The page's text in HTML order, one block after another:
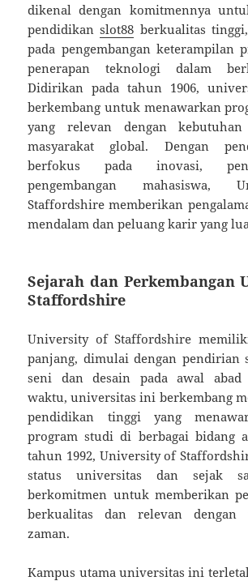
dikenal dengan komitmennya
pendidikanslot88 berkualitas
pada pengembangan keterampilan
penerapan teknologi dalam
Didirikan pada tahun 1906,
berkembang untuk menawarkan
yang relevan dengan
masyarakat global. Dengan
berfokus pada inovasi,
pengembangan mahasiswa,
Staffordshire memberikan
mendalam dan peluang karir yang
Sejarah dan Perkembangan
Staffordshire
University of Staffordshire
panjang, dimulai dengan pendirian
seni dan desain pada awal abad
waktu, universitas ini berkembang
pendidikan tinggi yang
program studi di berbagai bidang
tahun 1992, University of
status universitas dan sejak
berkomitmen untuk memberikan
berkualitas dan relevan dengan
zaman.
Kampus utama universitas ini